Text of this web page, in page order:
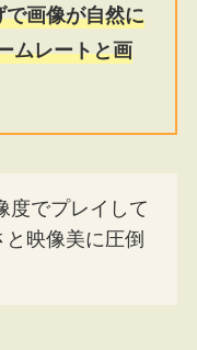
画像が自然に
ムレートと画
度でプレイして
映像美に圧倒